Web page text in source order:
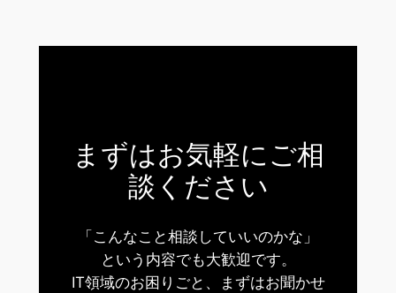
まずはお気軽にご相
談ください
「こんなこと相談していいのかな」
という内容でも大歓迎です。
IT領域のお困りごと、まずはお聞かせ